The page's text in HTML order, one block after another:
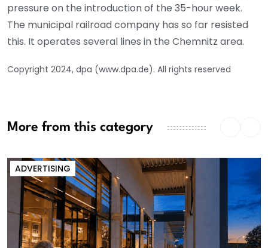
pressure on the introduction of the 35-hour week.
The municipal railroad company has so far resisted
this. It operates several lines in the Chemnitz area.
Copyright 2024, dpa (www.dpa.de). All rights reserved
More from this category
ADVERTISING